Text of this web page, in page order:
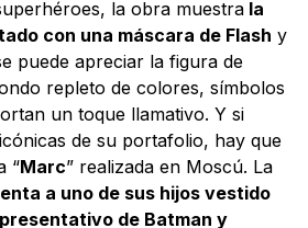
la obra muestra la
con una máscara de Flash y
puede apreciar la figura de
repleto de colores, símbolos
un toque llamativo. Y si
de su portafolio, hay que
“Marc” realizada en Moscú. La
a uno de sus hijos vestido
de Batman y